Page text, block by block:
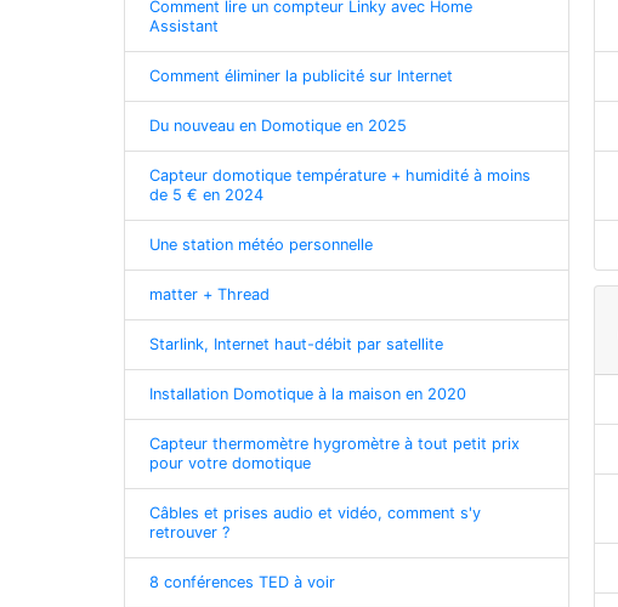
Comment lire un compteur Linky avec Home
Assistant
Comment éliminer la publicité sur Internet
Du nouveau en Domotique en 2025
Capteur domotique température + humidité à moins
de 5 € en 2024
Une station météo personnelle
matter + Thread
Starlink, Internet haut-débit par satellite
Installation Domotique à la maison en 2020
Capteur thermomètre hygromètre à tout petit prix
pour votre domotique
Câbles et prises audio et vidéo, comment s'y
retrouver ?
8 conférences TED à voir